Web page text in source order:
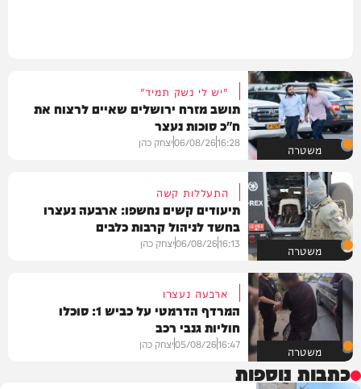
משטרה
"יש לי נשק תמיד"
תושב מזרח ירושלים שאיים לרצוח את
ח"כ סוכות נעצר
16:28
06/08/26יצחק כהן
משטרה
התעללות קשה
תיעודים קשים נחשפו: ארבעה נעצרו
בחשד לניהול קרבות כלבים
16:13
06/08/26יצחק כהן
משטרה
ארבעה נעצרו
המרדף הדרמטי על כביש 1: סוכלו
חוליות גנבי רכב
16:47
05/08/26יצחק כהן
כתבות נוספות